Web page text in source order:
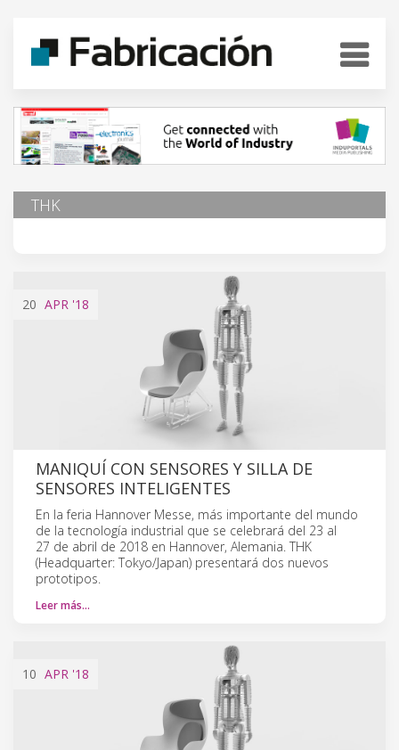
THK
20 APR '18
MANIQUÍ CON SENSORES Y SILLA DE
SENSORES INTELIGENTES
En la feria Hannover Messe, más importante del mundo
de la tecnología industrial que se celebrará del 23 al
27 de abril de 2018 en Hannover, Alemania. THK
(Headquarter: Tokyo/Japan) presentará dos nuevos
prototipos.
Leer más…
10 APR '18